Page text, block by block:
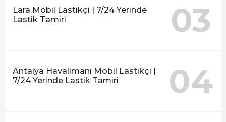
Lara Mobil Lastikçi | 7/24 Yerinde
Lastik Tamiri
03
Antalya Havalimanı Mobil Lastikçi |
7/24 Yerinde Lastik Tamiri
04